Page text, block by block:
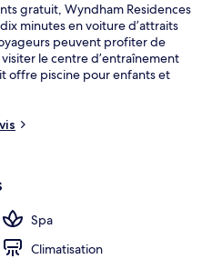
gratuit, Wyndham Residences
minutes en voiture d’attraits
peuvent profiter de
le centre d’entraînement
offre piscine pour enfants et
Spa
Climatisation